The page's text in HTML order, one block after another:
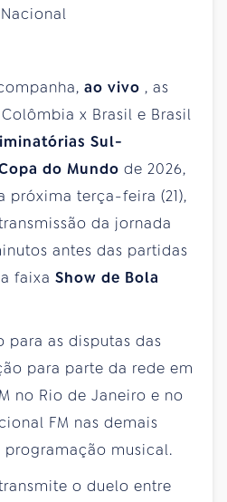
ao vivo , as
x Brasil e Brasil
Sul-
do Mundo de 2026,
próxima terça-feira (21),
da jornada
antes das partidas
faixa Show de Bola
para as disputas das
para parte da rede em
no Rio de Janeiro e no
FM nas demais
programação musical.
o duelo entre